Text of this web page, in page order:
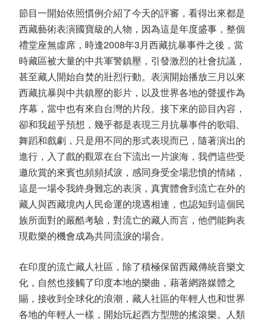
節目一開始依照慣例介紹了今天的評審，看得出來都是
西藏藝術表演國寶級的人物，因為這是年度盛事，整個
禮堂座無虛席，時逢2008年3月西藏抗暴事件之後，當
時藏區被大量的中共軍警鎮壓，引發激烈的社會抗議，
甚至藏人開始自焚的壯烈行動。表演開始播放三月以來
西藏抗暴與中共鎮壓的影片，以及世界各地的聲援作為
序幕，當中也有來自台灣的片段。接下來的節目內容，
卻和我超乎預想，幾乎都是表現三月抗暴事件的歌唱、
舞蹈和戲劇，只是用不同的形式表現而已，隨著演出的
進行，入了戲的觀眾在台下流出一片淚海，我們這些受
邀欣賞的來賓也頻頻拭淚，感同身受全場悲憤的情緒，
這是一場令我終身難忘的表演，真實體會到流亡在外的
藏人與西藏境內人民命運的境遇相連，也認知到這個民
族所面對的嚴酷考驗，對流亡的藏人而言，他們能夠表
現歡樂的機會成為共同流淚的場合。
在印度的流亡藏人社區，除了積極保留西藏傳統音樂文
化，自然也接觸了印度本地的樂曲，藉著網路媒體之
賜，接收到全球化的浪潮，藏人社區的年輕人也和世界
各地的年輕人一樣，開始玩起西方型態的搖滾樂。人類